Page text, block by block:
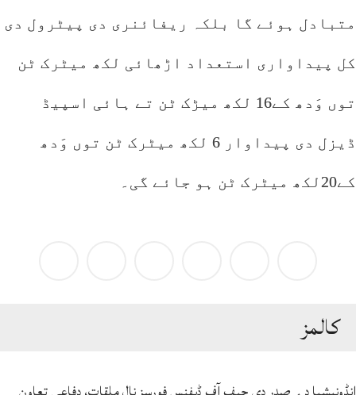
متبادل ہوئے گا بلکہ ریفائنری دی پیٹرول دی
کل پیداواری استعداد اڑھائی لکھ میٹرک ٹن
توں وَدھ کے16 لکھ میڑک ٹن تے ہائی اسپیڈ
ڈیزل دی پیداوار 6 لکھ میٹرک ٹن توں وَدھ
کے20لکھ میٹرک ٹن ہو جائے گی۔
كالمز